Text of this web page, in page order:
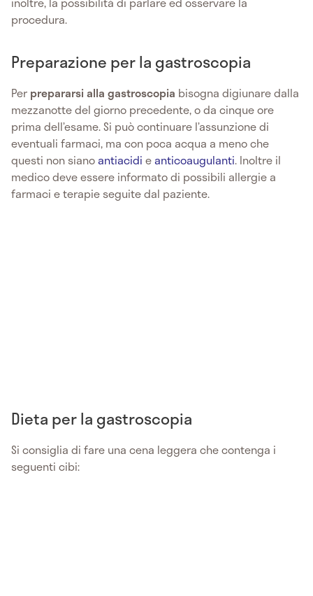
procedura.
Preparazione per la gastroscopia
Per prepararsi alla gastroscopia bisogna digiunare dalla
mezzanotte del giorno precedente, o da cinque ore
prima dell’esame. Si può continuare l’assunzione di
eventuali farmaci, ma con poca acqua a meno che
questi non sianoantiacidi eanticoaugulanti. Inoltre il
medico deve essere informato di possibili allergie a
farmaci e terapie seguite dal paziente.
Dieta per la gastroscopia
Si consiglia di fare una cena leggera che contenga i
seguenti cibi: